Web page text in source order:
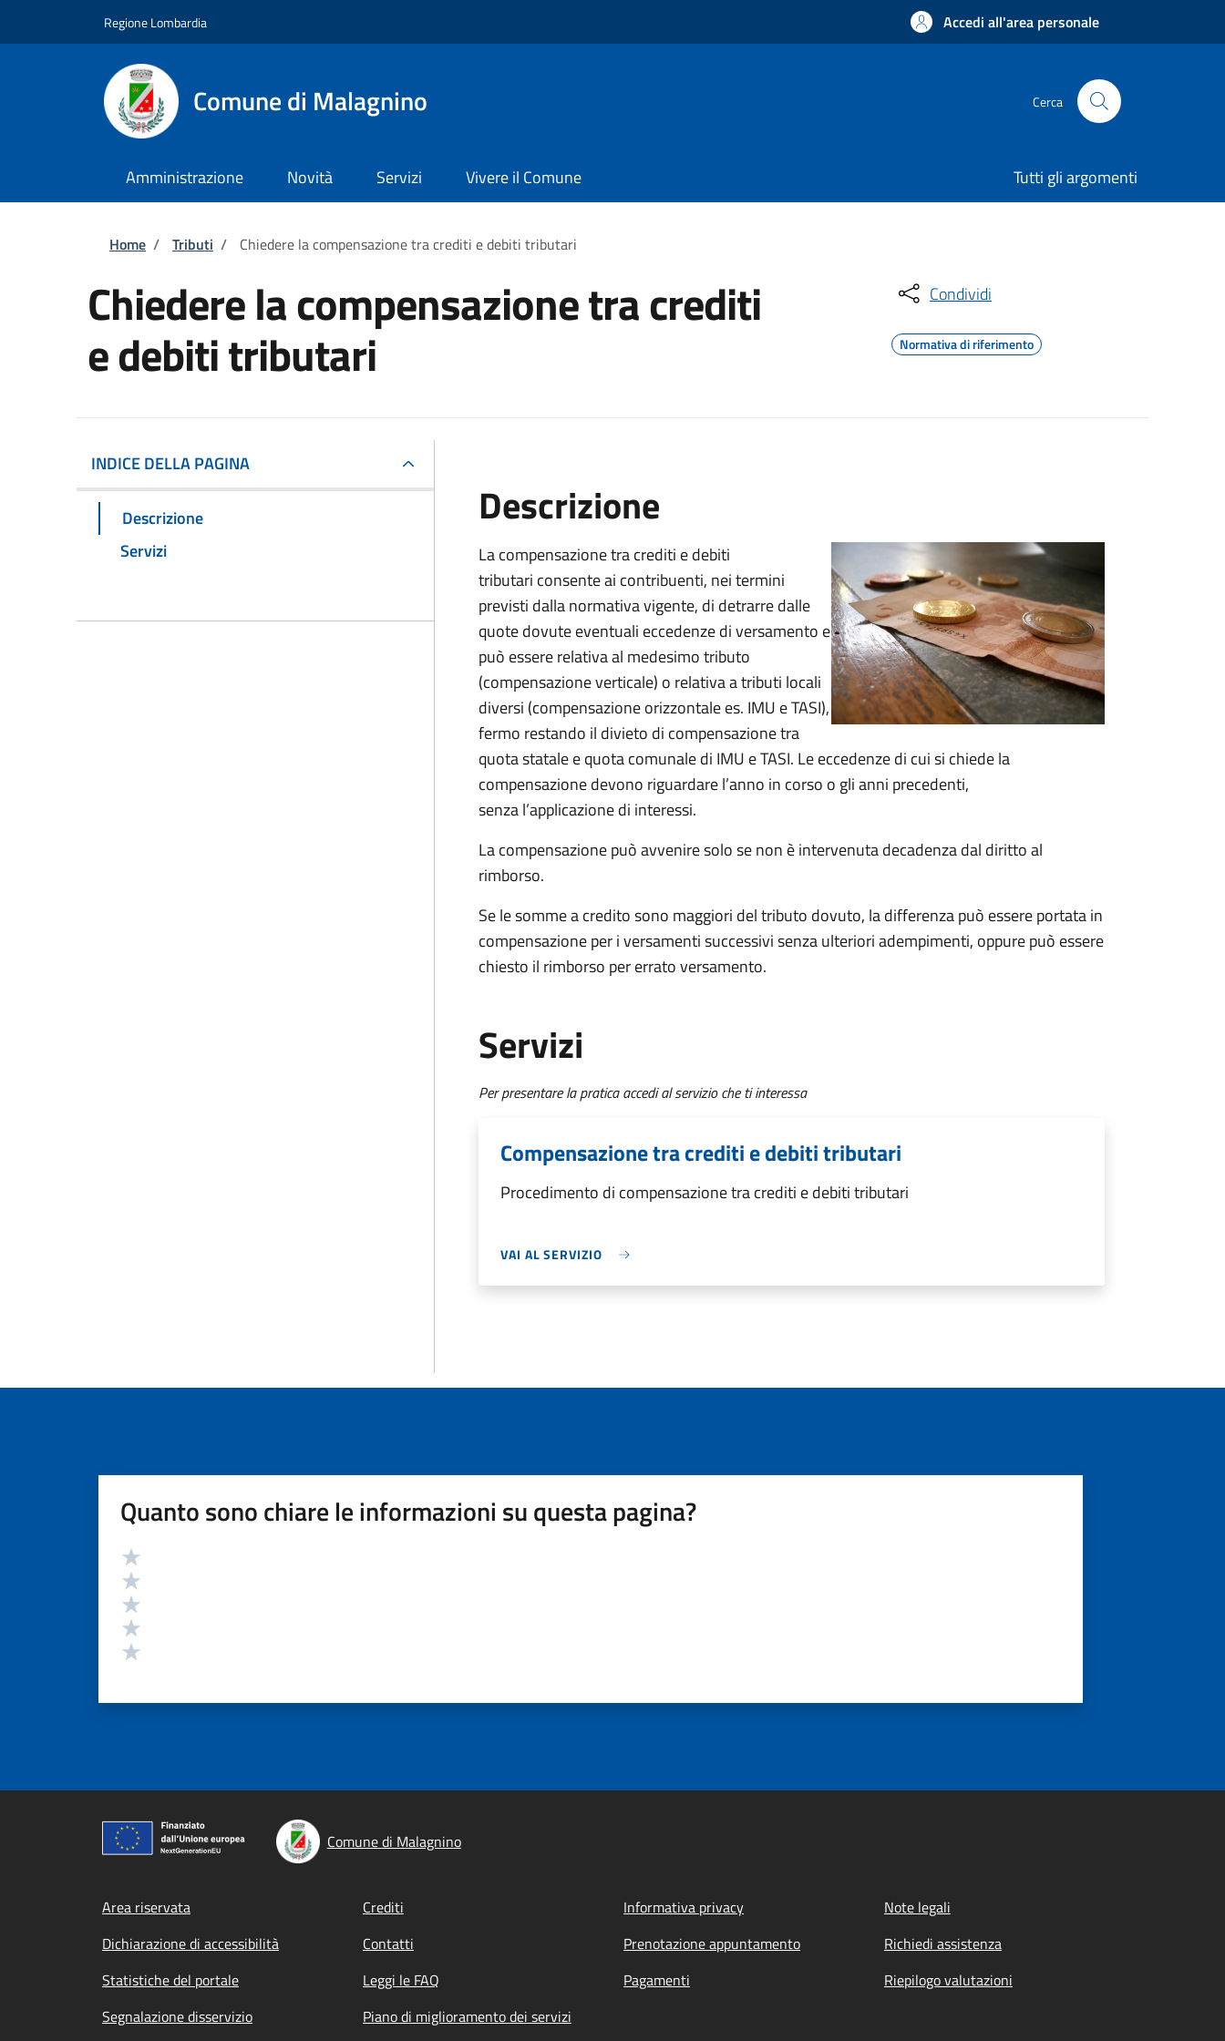
Regione Lombardia Accedi all'area personale
Comune di Malagnino Cerca
Amministrazione Novità Servizi Vivere il Comune Tutti gli argomenti
Briciole di pane
Home / Tributi / Chiedere la compensazione tra crediti e debiti tributari
Chiedere la compensazione tra crediti
e debiti tributari
Condividi
Normativa di riferimento
INDICE DELLA PAGINA
Descrizione
Servizi
Descrizione
La compensazione tra crediti e debiti
tributari consente ai contribuenti, nei termini
previsti dalla normativa vigente, di detrarre dalle
quote dovute eventuali eccedenze di versamento e
può essere relativa al medesimo tributo
(compensazione verticale) o relativa a tributi locali
diversi (compensazione orizzontale es. IMU e TASI),
fermo restando il divieto di compensazione tra
quota statale e quota comunale di IMU e TASI. Le eccedenze di cui si chiede la
compensazione devono riguardare l’anno in corso o gli anni precedenti,
senza l’applicazione di interessi.
La compensazione può avvenire solo se non è intervenuta decadenza dal diritto al
rimborso.
Se le somme a credito sono maggiori del tributo dovuto, la differenza può essere portata in
compensazione per i versamenti successivi senza ulteriori adempimenti, oppure può essere
chiesto il rimborso per errato versamento.
Servizi
Per presentare la pratica accedi al servizio che ti interessa
Compensazione tra crediti e debiti tributari
Procedimento di compensazione tra crediti e debiti tributari
VAI AL SERVIZIO
Quanto sono chiare le informazioni su questa pagina?
Valutazione
Comune di Malagnino
Footer menu
Area riservata Crediti Informativa privacy
Note legali
Dichiarazione di accessibilità
Contatti Prenotazione appuntamento
Richiedi assistenza
Statistiche del portale
Leggi le FAQ Pagamenti
Riepilogo valutazioni
Segnalazione disservizio
Piano di miglioramento dei servizi